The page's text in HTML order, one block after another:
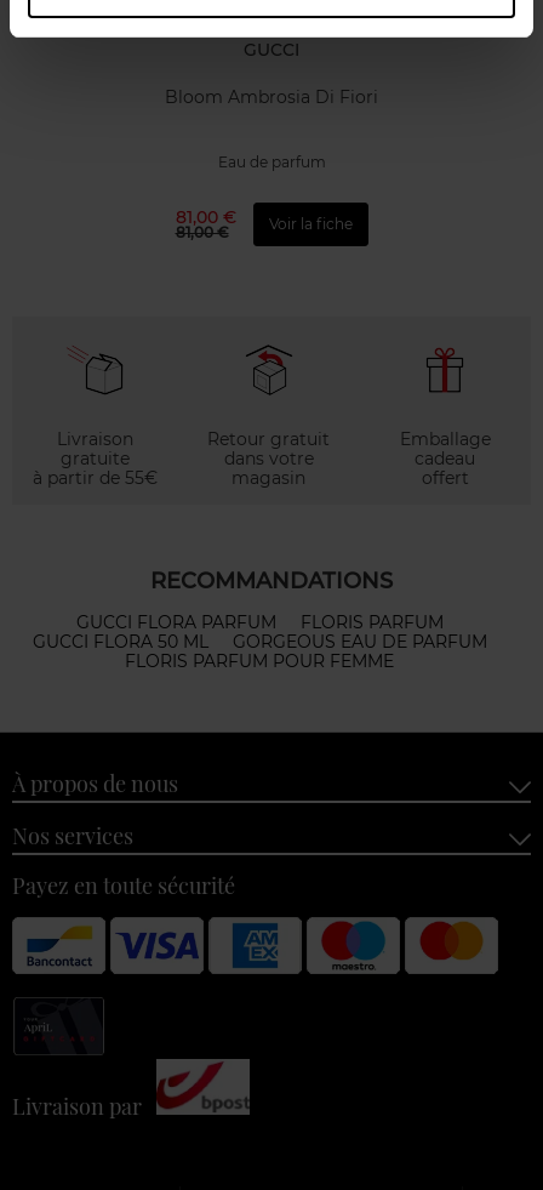
GUCCI
Bloom Ambrosia Di Fiori
Eau de parfum
81,00 €
81,00 € Voir la fiche
Livraison
gratuite
à partir de 55€
Retour gratuit
dans votre
magasin
Emballage
cadeau
offert
RECOMMANDATIONS
GUCCI FLORA PARFUM
FLORIS PARFUM
GUCCI FLORA 50 ML
GORGEOUS EAU DE PARFUM
FLORIS PARFUM POUR FEMME
À propos de nous
Nos services
Payez en toute sécurité
Livraison par